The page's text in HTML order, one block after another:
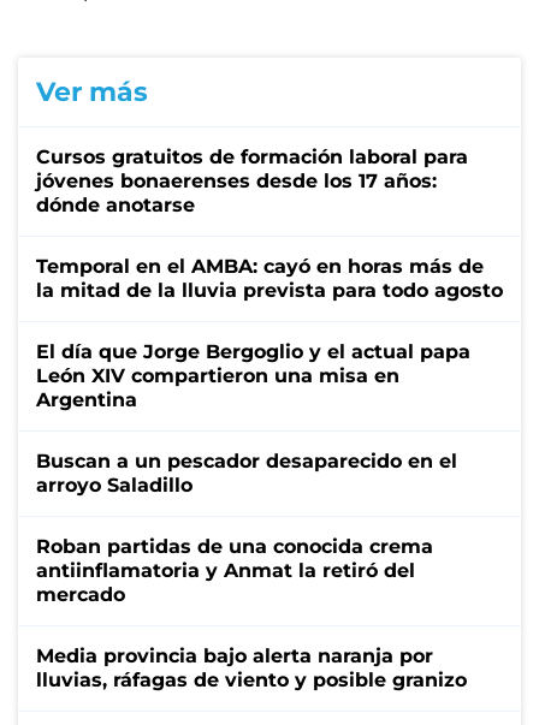
Ver más
Cursos gratuitos de formación laboral para
jóvenes bonaerenses desde los 17 años:
dónde anotarse
Temporal en el AMBA: cayó en horas más de
la mitad de la lluvia prevista para todo agosto
El día que Jorge Bergoglio y el actual papa
León XIV compartieron una misa en
Argentina
Buscan a un pescador desaparecido en el
arroyo Saladillo
Roban partidas de una conocida crema
antiinflamatoria y Anmat la retiró del
mercado
Media provincia bajo alerta naranja por
lluvias, ráfagas de viento y posible granizo